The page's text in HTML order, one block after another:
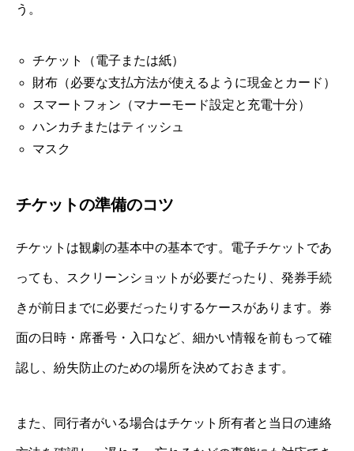
う。
チケット（電子または紙）
財布（必要な支払方法が使えるように現金とカード）
スマートフォン（マナーモード設定と充電十分）
ハンカチまたはティッシュ
マスク
チケットの準備のコツ
チケットは観劇の基本中の基本です。電子チケットであ
っても、スクリーンショットが必要だったり、発券手続
きが前日までに必要だったりするケースがあります。券
面の日時・席番号・入口など、細かい情報を前もって確
認し、紛失防止のための場所を決めておきます。
また、同行者がいる場合はチケット所有者と当日の連絡